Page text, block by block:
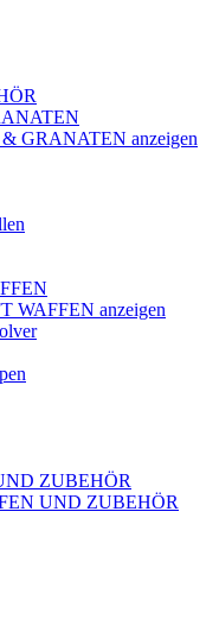
GRANATEN anzeigen
WAFFEN anzeigen
ZUBEHÖR
UND ZUBEHÖR